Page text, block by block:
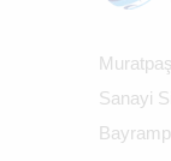
Sanayi